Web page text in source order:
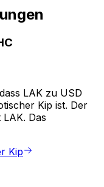
LAK zu USD
Kip ist. Der
Das
Kip